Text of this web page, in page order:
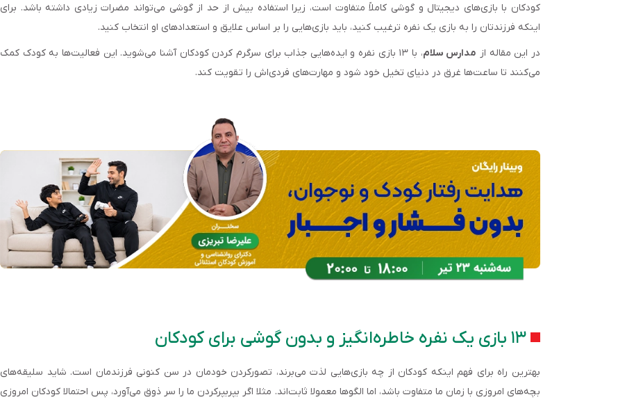
کودکان با بازی‌های دیجیتال و گوشی کاملاً متفاوت است، زیرا استفاده بیش از حد از گوشی می‌تواند مضرات زیادی داشته باشد. برای
اینکه فرزندتان را به بازی یک نفره ترغیب کنید، باید بازی‌هایی را بر اساس علایق و استعدادهای او انتخاب کنید.
در این مقاله از مدارس سلام
، با ۱۳ بازی نفره و ایده‌هایی جذاب برای سرگرم کردن کودکان آشنا می‌شوید. این فعالیت‌ها به کودک کمک
می‌کنند تا ساعت‌ها غرق در دنیای تخیل خود شود و مهارت‌های فردی‌اش را تقویت کند.
۱۳ بازی یک نفره خاطره‌انگیز و بدون گوشی برای کودکان
بهترین راه برای فهم اینکه کودکان از چه بازی‌هایی لذت می‌برند، تصورکردن خودمان در سن کنونی فرزندمان است. شاید سلیقه‌های
بچه‌های امروزی با زمان ما متفاوت باشد، اما الگوها معمولا ثابت‌اند. مثلا اگر بپربپرکردن ما را سر ذوق می‌آورد، پس احتمالا کودکان امروزی